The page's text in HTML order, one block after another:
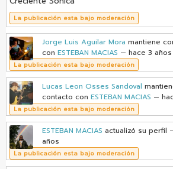
La publicación esta bajo moderación
Jorge Luis Aguilar Mora mantiene
con ESTEBAN MACIAS — hace 3 años
La publicación esta bajo moderación
Lucas Leon Osses Sandoval
contacto con ESTEBAN MACIAS —
La publicación esta bajo moderación
ESTEBAN MACIAS actualizó su perfil
años
La publicación esta bajo moderación